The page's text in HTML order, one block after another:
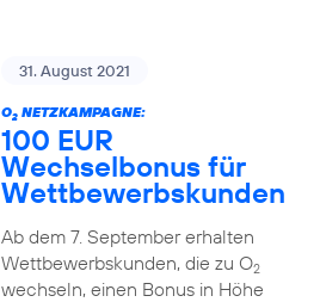
31. August 2021
O2NETZKAMPAGNE:
100 EUR
Wechselbonus für
Wettbewerbskunden
Ab dem 7. September erhalten
Wettbewerbskunden, die zu O2
wechseln, einen Bonus in Höhe